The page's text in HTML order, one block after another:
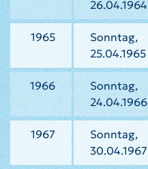
26.04.1964
1965
Sonntag,
25.04.1965
1966
Sonntag,
24.04.1966
1967
Sonntag,
30.04.1967